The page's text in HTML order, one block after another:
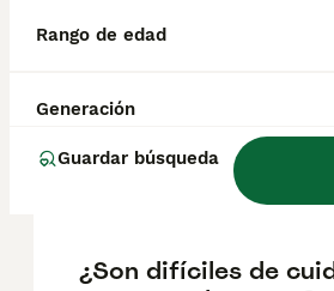
Rango de edad
Generación
Guardar búsqueda
¿Es seguro acariciar
¿Dónde debe dormir
cachorro pastor
¿Son difíciles de